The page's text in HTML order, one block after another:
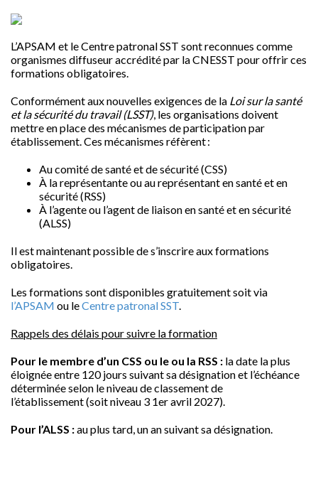
L’APSAM et le Centre patronal SST sont reconnues comme
organismes diffuseur accrédité par la CNESST pour offrir ces
formations obligatoires.
Conformément aux nouvelles exigences de la Loi sur la santé
et la sécurité du travail (LSST), les organisations doivent
mettre en place des mécanismes de participation par
établissement. Ces mécanismes réfèrent :
Au comité de santé et de sécurité (CSS)
À la représentante ou au représentant en santé et en
sécurité (RSS)
À l’agente ou l’agent de liaison en santé et en sécurité
(ALSS)
Il est maintenant possible de s’inscrire aux formations
obligatoires.
Les formations sont disponibles gratuitement soit via
l’APSAM ou leCentre patronal SST.
Rappels des délais pour suivre la formation
Pour le membre d’un CSS ou le ou la RSS : la date la plus
éloignée entre 120 jours suivant sa désignation et l’échéance
déterminée selon le niveau de classement de
l’établissement (soit niveau 3 1er avril 2027).
Pour l’ALSS :au plus tard, un an suivant sa désignation.